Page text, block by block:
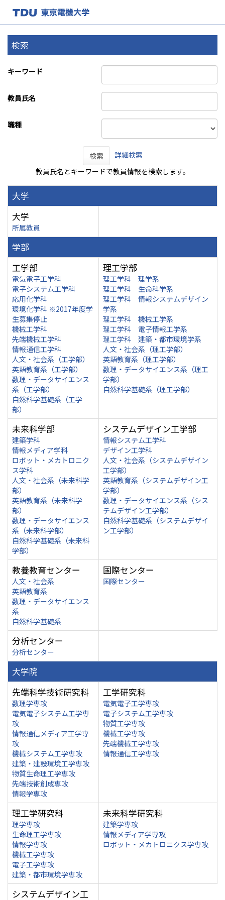
検索
キーワード
教員氏名
職種
検索
詳細検索
教員氏名とキーワードで教員情報を検索します。
大学
大学
所属教員
学部
工学部
電気電子工学科
電子システム工学科
応用化学科
環境化学科 ※2017年度学
生募集停止
機械工学科
先端機械工学科
情報通信工学科
人文・社会系（工学部）
英語教育系（工学部）
数理・データサイエンス
系（工学部）
自然科学基礎系（工学
部）
理工学部
理工学科 理学系
理工学科 生命科学系
理工学科 情報システムデザイン
学系
理工学科 機械工学系
理工学科 電子情報工学系
理工学科 建築・都市環境学系
人文・社会系（理工学部）
英語教育系（理工学部）
数理・データサイエンス系（理工
学部）
自然科学基礎系（理工学部）
未来科学部
建築学科
情報メディア学科
ロボット・メカトロニク
ス学科
人文・社会系（未来科学
部）
英語教育系（未来科学
部）
数理・データサイエンス
系（未来科学部）
自然科学基礎系（未来科
学部）
システムデザイン工学部
情報システム工学科
デザイン工学科
人文・社会系（システムデザイン
工学部）
英語教育系（システムデザイン工
学部）
数理・データサイエンス系（シス
テムデザイン工学部）
自然科学基礎系（システムデザイ
ン工学部）
教養教育センター
人文・社会系
英語教育系
数理・データサイエンス
系
自然科学基礎系
国際センター
国際センター
分析センター
分析センター
大学院
先端科学技術研究科
数理学専攻
電気電子システム工学専
攻
情報通信メディア工学専
攻
機械システム工学専攻
建築・建設環境工学専攻
物質生命理工学専攻
先端技術創成専攻
情報学専攻
工学研究科
電気電子工学専攻
電子システム工学専攻
物質工学専攻
機械工学専攻
先端機械工学専攻
情報通信工学専攻
理工学研究科
理学専攻
生命理工学専攻
情報学専攻
機械工学専攻
電子工学専攻
建築・都市環境学専攻
未来科学研究科
建築学専攻
情報メディア学専攻
ロボット・メカトロニクス学専攻
システムデザイン工